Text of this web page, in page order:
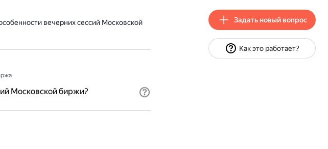
вечерних сессий Московской
Московской биржи?
Задать новый вопрос
Как это работает?